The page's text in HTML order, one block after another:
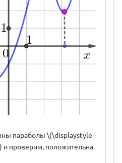
параболы \(\displaystyle
и проверим, положительна